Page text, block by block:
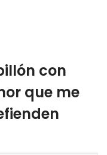
con
que me